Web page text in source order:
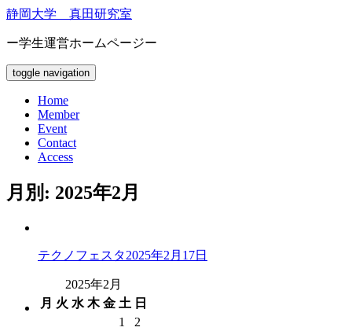
静岡大学 真田研究室
ー学生運営ホームページー
toggle navigation
Home
Member
Event
Contact
Access
月別: 2025年2月
テクノフェスタ2025年2月17日
2025年2月
月 火 水 木 金 土 日
1
2